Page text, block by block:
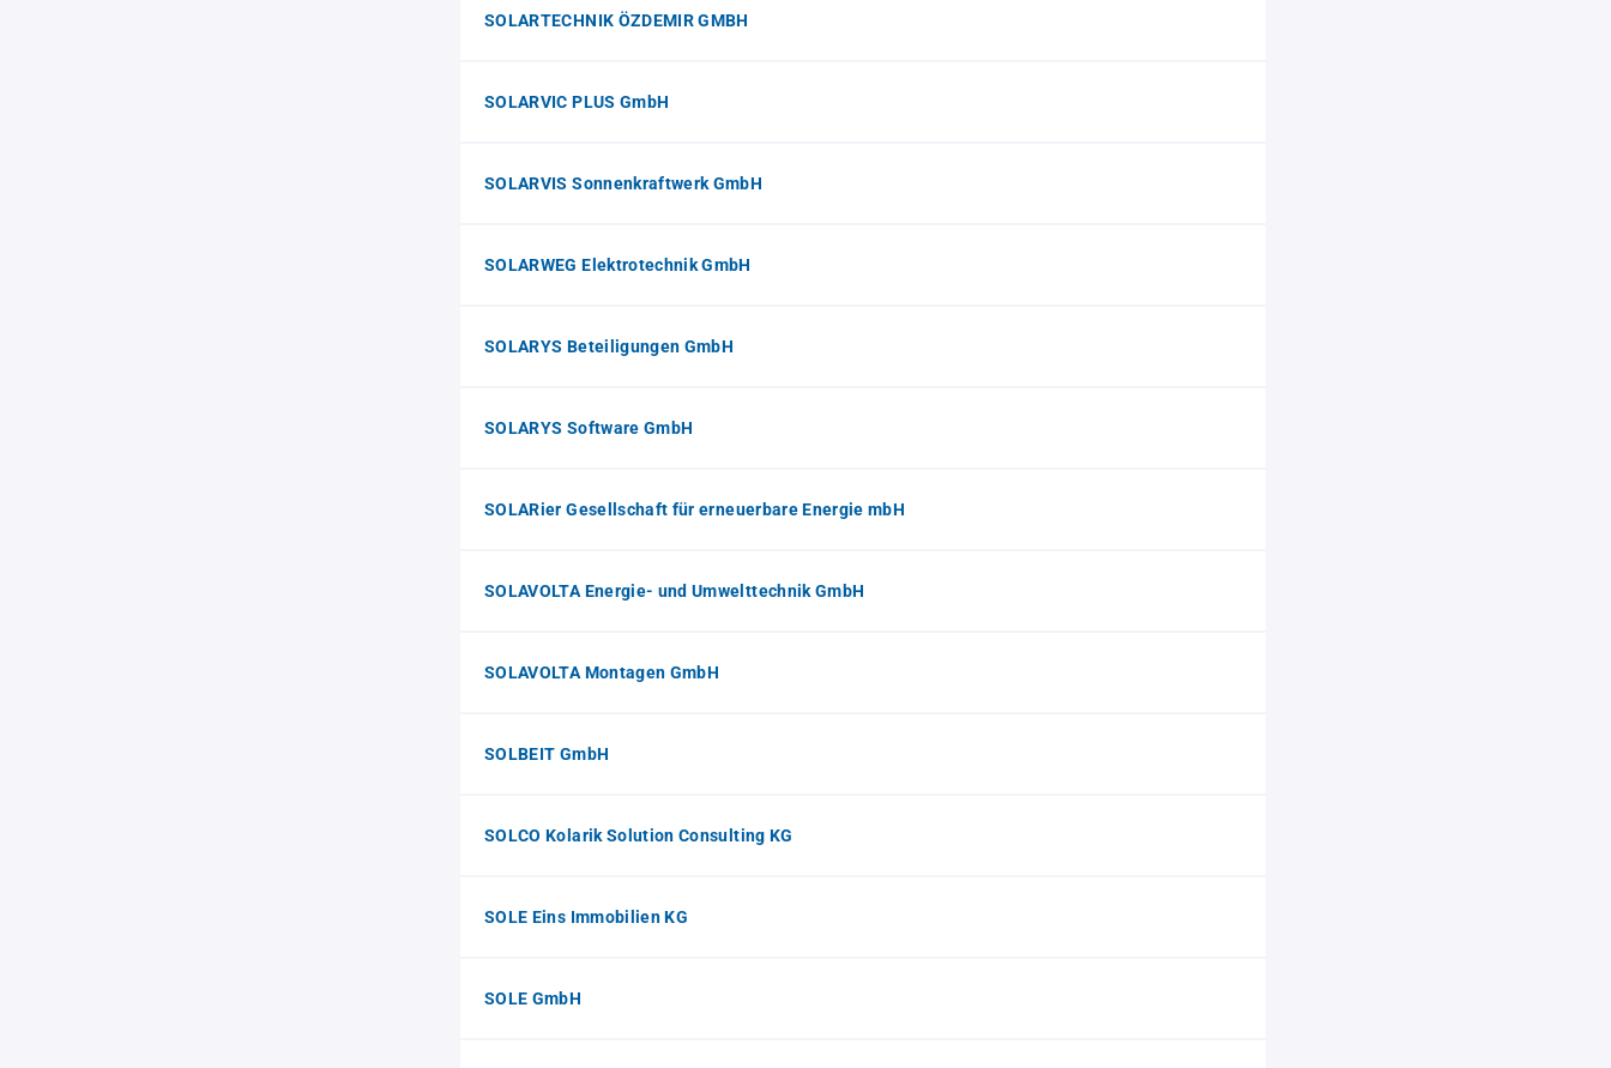
SOLARTECHNIK ÖZDEMIR GMBH
SOLARVIC PLUS GmbH
SOLARVIS Sonnenkraftwerk GmbH
SOLARWEG Elektrotechnik GmbH
SOLARYS Beteiligungen GmbH
SOLARYS Software GmbH
SOLARier Gesellschaft für erneuerbare Energie mbH
SOLAVOLTA Energie- und Umwelttechnik GmbH
SOLAVOLTA Montagen GmbH
SOLBEIT GmbH
SOLCO Kolarik Solution Consulting KG
SOLE Eins Immobilien KG
SOLE GmbH